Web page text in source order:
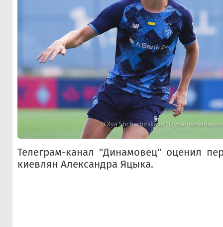
Телеграм-канал "Динамовец" оценил
киевлян Александра Яцыка.